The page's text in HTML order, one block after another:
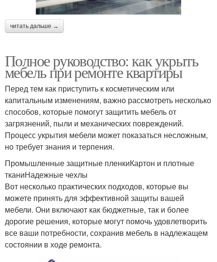
читать дальше →
Полное руководство: как укрыть
мебель при ремонте квартиры
Перед тем как приступить к косметическим или
капитальным изменениям, важно рассмотреть несколько
способов, которые помогут защитить мебель от
загрязнений, пыли и механических повреждений.
Процесс укрытия мебели может показаться несложным,
но требует знания и терпения.
Промышленные защитные пленкиКартон и плотные
тканиНадежные чехлы
Вот несколько практических подходов, которые вы
можете принять для эффективной защиты вашей
мебели. Они включают как бюджетные, так и более
дорогие решения, которые могут помочь удовлетворить
все ваши потребности, сохранив мебель в надлежащем
состоянии в ходе ремонта.